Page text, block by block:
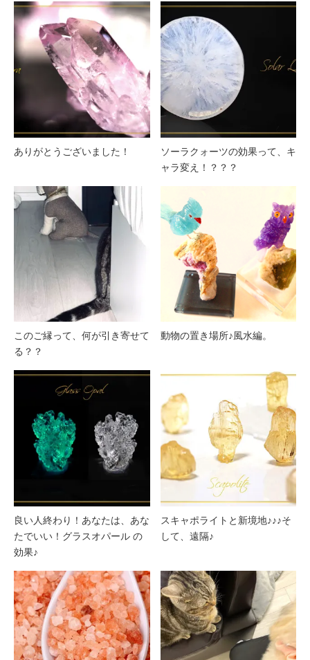
ありがとうございました！
ソーラクォーツの効果って、キ
ャラ変え！？？？
このご縁って、何が引き寄せて
る？？
動物の置き場所♪風水編。
良い人終わり！あなたは、あな
たでいい！グラスオパール の
効果♪
スキャポライトと新境地♪♪♪そ
して、遠隔♪